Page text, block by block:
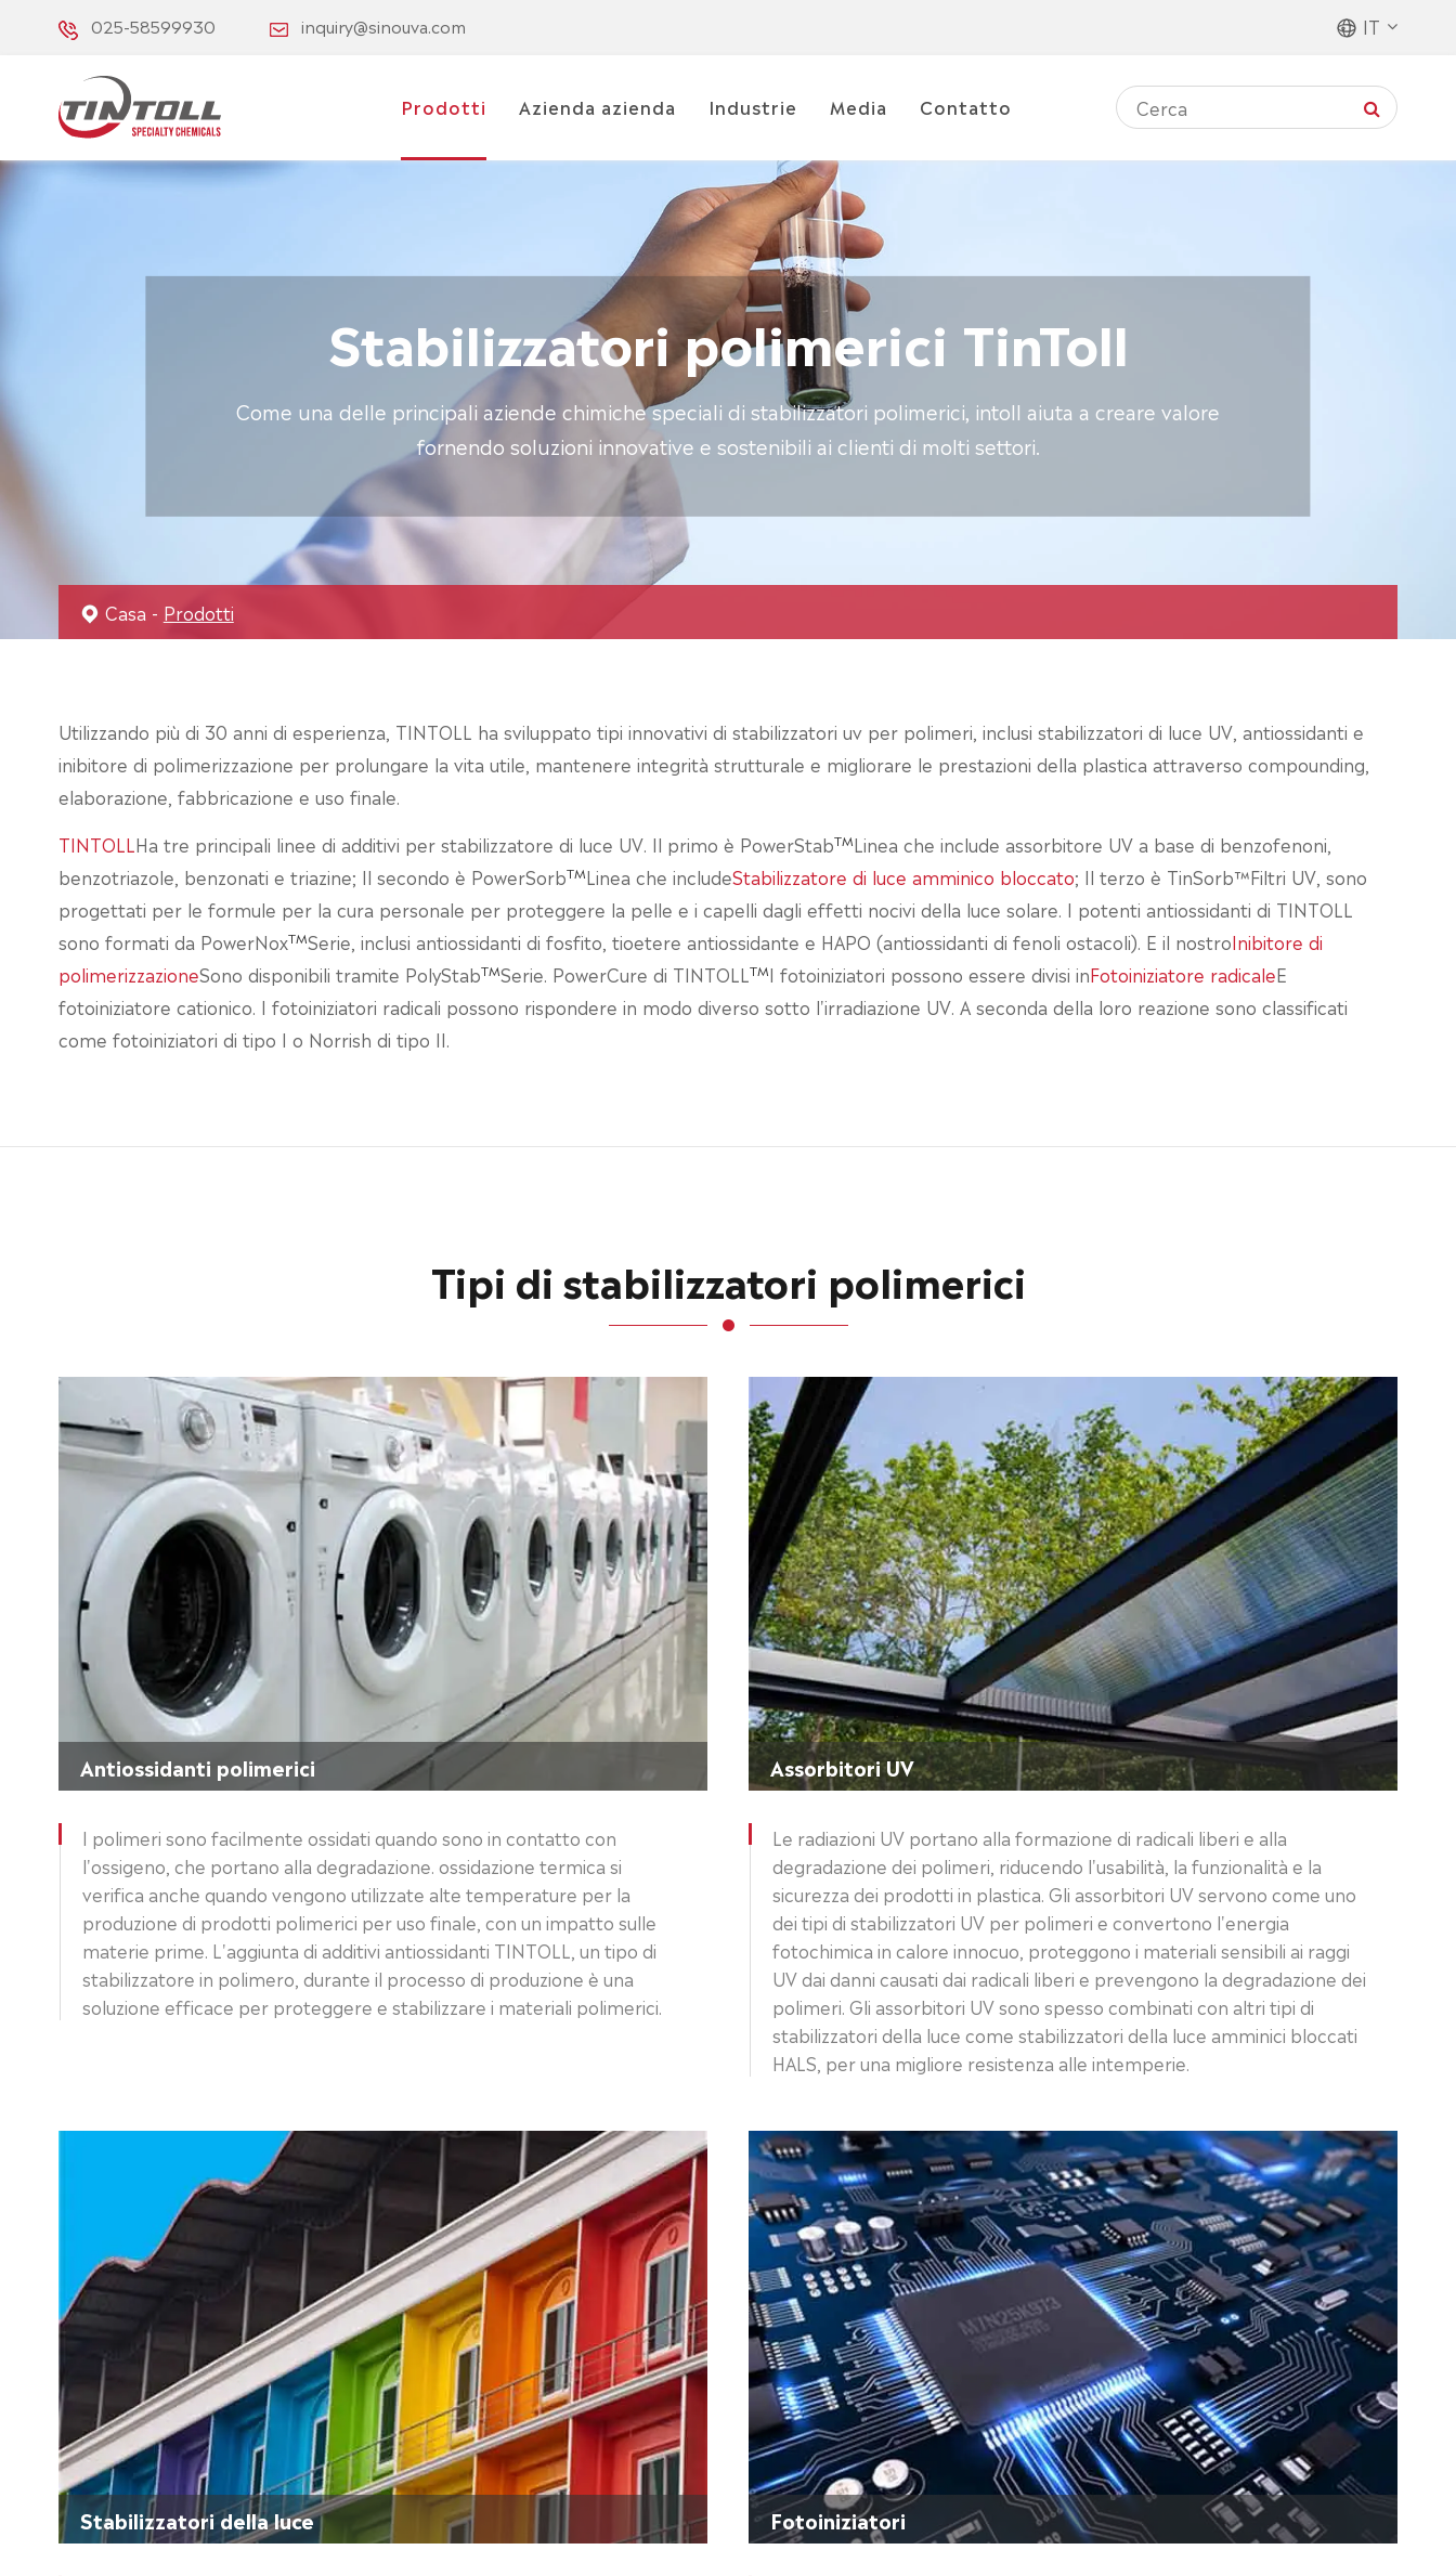
025-58599930 inquiry@sinouva.com IT
Prodotti Azienda azienda Industrie Media Contatto
Stabilizzatori polimerici TinToll
Come una delle principali aziende chimiche speciali di stabilizzatori polimerici, intoll aiuta a creare valore
fornendo soluzioni innovative e sostenibili ai clienti di molti settori.
Casa Prodotti
Utilizzando più di 30 anni di esperienza, TINTOLL ha sviluppato tipi innovativi di stabilizzatori uv per polimeri, inclusi stabilizzatori di luce UV, antiossidanti e
inibitore di polimerizzazione per prolungare la vita utile, mantenere integrità strutturale e migliorare le prestazioni della plastica attraverso compounding,
elaborazione, fabbricazione e uso finale.
TINTOLLHa tre principali linee di additivi per stabilizzatore di luce UV. Il primo è PowerStabTMLinea che include assorbitore UV a base di benzofenoni,
benzotriazole, benzonati e triazine; Il secondo è PowerSorbTMLinea che includeStabilizzatore di luce amminico bloccato; Il terzo è TinSorb™Filtri UV, sono
progettati per le formule per la cura personale per proteggere la pelle e i capelli dagli effetti nocivi della luce solare. I potenti antiossidanti di TINTOLL
sono formati da PowerNoxTMSerie, inclusi antiossidanti di fosfito, tioetere antiossidante e HAPO (antiossidanti di fenoli ostacoli). E il nostroInibitore di
polimerizzazioneSono disponibili tramite PolyStabTMSerie. PowerCure di TINTOLLTMI fotoiniziatori possono essere divisi inFotoiniziatore radicaleE
fotoiniziatore cationico. I fotoiniziatori radicali possono rispondere in modo diverso sotto l'irradiazione UV. A seconda della loro reazione sono classificati
come fotoiniziatori di tipo I o Norrish di tipo II.
Tipi di stabilizzatori polimerici
Antiossidanti polimerici
I polimeri sono facilmente ossidati quando sono in contatto con
l'ossigeno, che portano alla degradazione. ossidazione termica si
verifica anche quando vengono utilizzate alte temperature per la
produzione di prodotti polimerici per uso finale, con un impatto sulle
materie prime. L'aggiunta di additivi antiossidanti TINTOLL, un tipo di
stabilizzatore in polimero, durante il processo di produzione è una
soluzione efficace per proteggere e stabilizzare i materiali polimerici.
Assorbitori UV
Le radiazioni UV portano alla formazione di radicali liberi e alla
degradazione dei polimeri, riducendo l'usabilità, la funzionalità e la
sicurezza dei prodotti in plastica. Gli assorbitori UV servono come uno
dei tipi di stabilizzatori UV per polimeri e convertono l'energia
fotochimica in calore innocuo, proteggono i materiali sensibili ai raggi
UV dai danni causati dai radicali liberi e prevengono la degradazione dei
polimeri. Gli assorbitori UV sono spesso combinati con altri tipi di
stabilizzatori della luce come stabilizzatori della luce amminici bloccati
HALS, per una migliore resistenza alle intemperie.
Stabilizzatori della luce Fotoiniziatori